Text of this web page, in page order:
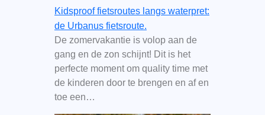
Kidsproof fietsroutes langs waterpret:
de Urbanus fietsroute.
De zomervakantie is volop aan de
gang en de zon schijnt! Dit is het
perfecte moment om quality time met
de kinderen door te brengen en af en
toe een…